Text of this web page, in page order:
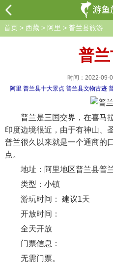
首页 > 西藏 > 阿里 > 普兰县旅游
普
时间：2022-09-
阿里 普兰县十大景点 普兰县文物古迹
普兰是三国交界，在喜马拉
印度边境很近，由于有神山、
普兰很久以来就是一个通商的
点。
地址：阿里地区普兰县普
类型：小镇
游玩时间： 建议1天
开放时间：
全天开放
门票信息：
无需门票。